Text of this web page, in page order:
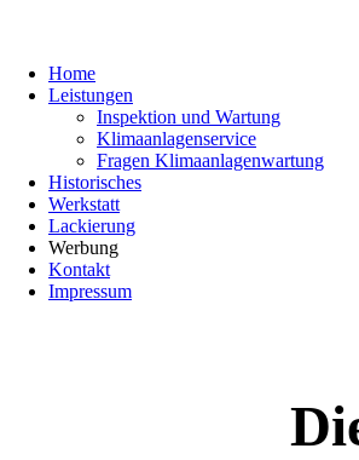
Home
Leistungen
Inspektion und Wartung
Klimaanlagenservice
Fragen Klimaanlagenwartung
Historisches
Werkstatt
Lackierung
Werbung
Kontakt
Impressum